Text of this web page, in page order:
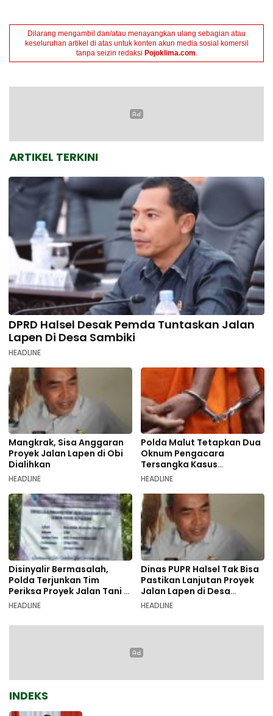
Dilarang mengambil dan/atau menayangkan ulang sebagian atau
keseluruhan artikel di atas untuk konten akun media sosial komersil
tanpa seizin redaksi Pojoklima.com.
ARTIKEL TERKINI
DPRD Halsel Desak Pemda Tuntaskan Jalan
Lapen Di Desa Sambiki
HEADLINE
Mangkrak, Sisa Anggaran
Proyek Jalan Lapen di Obi
Dialihkan
HEADLINE
Polda Malut Tetapkan Dua
Oknum Pengacara
Tersangka Kasus
Pemalsuan Dokumen
HEADLINE
Disinyalir Bermasalah,
Polda Terjunkan Tim
Periksa Proyek Jalan Tani di
Galala
HEADLINE
Dinas PUPR Halsel Tak Bisa
Pastikan Lanjutan Proyek
Jalan Lapen di Desa
Sambiki
HEADLINE
INDEKS